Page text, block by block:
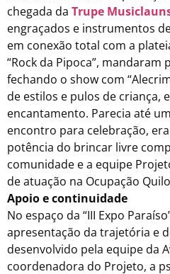
chegada da Trupe
engraçados e instrumentos
em conexão total com a
“Rock da Pipoca”, mandaram
fechando o show com
de estilos e pulos de criança,
encantamento. Parecia até
encontro para celebração,
potência do brincar livre
comunidade e a equipe
de atuação na Ocupação
Apoio e continuidade
No espaço da “III Expo
apresentação da trajetória e
desenvolvido pela equipe da
coordenadora do Projeto, a